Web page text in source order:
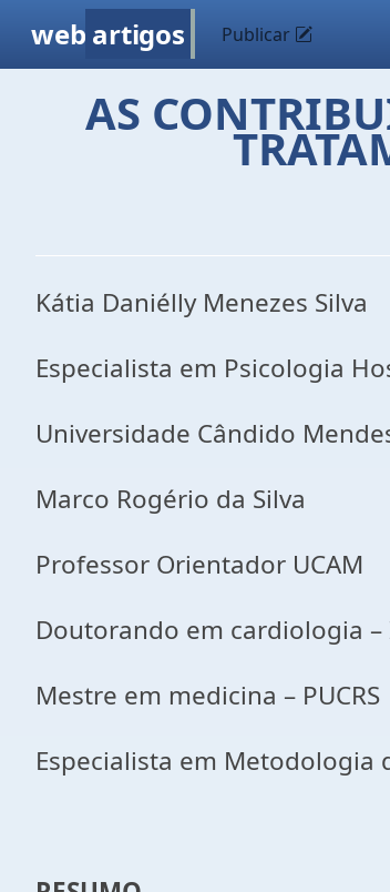
web artigos Publicar
AS
Kátia Daniélly Menezes Silva
Especialista em Psicologia
Universidade Cândido
Marco Rogério da Silva
Professor Orientador UCAM
Doutorando em cardiologia –
Mestre em medicina – PUCRS
Especialista em Metodologia